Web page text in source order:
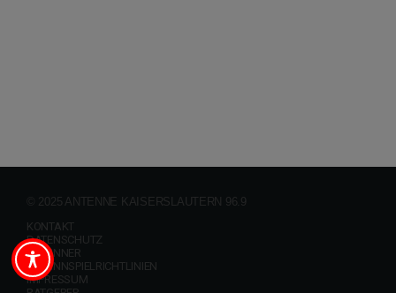
© 2025 ANTENNE KAISERSLAUTERN 96.9
KONTAKT
DATENSCHUTZ
GEWINNER
GEWINNSPIELRICHTLINIEN
IMPRESSUM